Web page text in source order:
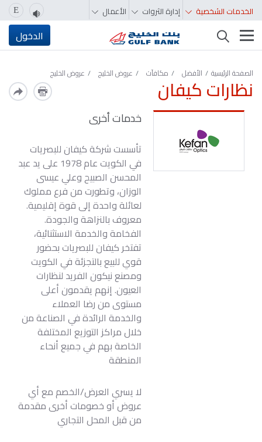
الخدمات الشخصية إدارة الثروات الأعمال E
تغيير التصفّح الدخول
الصفحة الرئيسية الأفضل مكافآت عروض الخليج عروض الخليج
نظارات كيفان
خدمات أخرى
تأسست شركة كيفان للبصريات
في الكويت عام 1978 على يد عبد
المحسن الصبيح وعلي عيسى
الوزان، وتطورت من فرع مملوك
لعائلة واحدة إلى قوة إقليمية.
معروف بالنزاهة والجودة.
الفخامة والخدمة الاستثنائية،
تفتخر كيفان للبصريات بحضور
قوي للبيع بالتجزئة في الكويت
ومصنع نيكون الفريد لنظارات
العيون. إنهم يقدمون أعلى
مستوى من رضا العملاء
والخدمة الرائدة في الصناعة من
خلال مراكز التوزيع المختلفة
الخاصة بهم في جميع أنحاء
المنطقة
لا يسري العرض/الخصم مع أي
عروض أو خصومات أخرى مقدمة
من قبل المحل التجاري